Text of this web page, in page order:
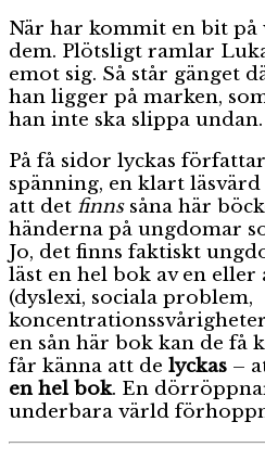
När har kommit en bit på
dem. Plötsligt ramlar
emot sig. Så står gänget
han ligger på marken,
han inte ska slippa
På få sidor lyckas
spänning, en klart
att det finnssåna här
händerna på ungdomar
Jo, det finns faktiskt
läst en hel bok av en
(dyslexi, sociala problem,
en sån här bok kan de få
får känna att de lyckas –
en hel bok. En
underbara värld